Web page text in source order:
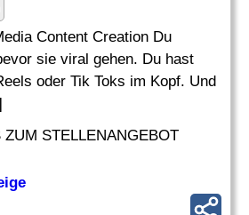
Content Creation Du
sie viral gehen. Du hast
oder Tik Toks im Kopf. Und
ZUM STELLENANGEBOT